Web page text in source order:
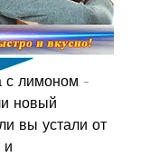
с лимоном -
новый
вы устали от
и